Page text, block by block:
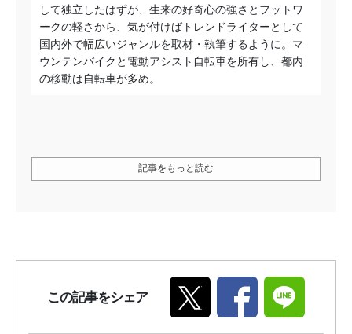
して独立したはずが、生来の好奇心の強さとフットワ
ークの軽さから、気が付けばトレンドライターとして
国内外で幅広いジャンルを取材・執筆するように。マ
ウンテンバイクと電動アシスト自転車を所有し、都内
の移動は自転車が多め。
記事をもっと読む
この記事をシェア